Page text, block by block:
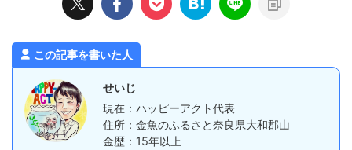
この記事を書いた人
せいじ
現在：ハッピーアクト代表
住所：金魚のふるさと奈良県大和郡山
金歴：15年以上